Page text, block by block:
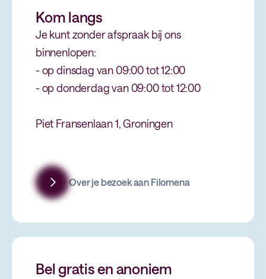
Kom langs
Je kunt zonder afspraak bij ons
binnenlopen:
- op dinsdag van 09:00 tot 12:00
- op donderdag van 09:00 tot 12:00
Piet Fransenlaan 1, Groningen
Over je bezoek aan Filomena
Bel gratis en anoniem